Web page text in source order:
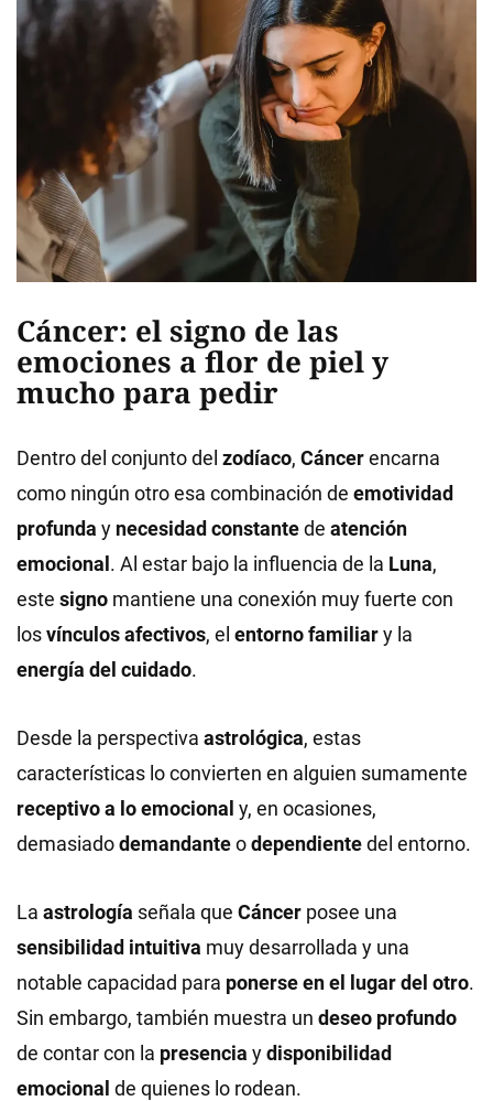
Cáncer: el signo de las
emociones a flor de piel y
mucho para pedir
Dentro del conjunto del zodíaco, Cáncerencarna
como ningún otro esa combinación de emotividad
profunda y necesidad constantede atención
emocional. Al estar bajo la influencia de la Luna,
este signo mantiene una conexión muy fuerte con
losvínculos afectivos, el entorno familiary la
energía del cuidado.
Desde la perspectiva astrológica, estas
características lo convierten en alguien sumamente
receptivo a lo emocional y, en ocasiones,
demasiadodemandanteodependientedel entorno.
La astrología señala que Cáncer posee una
sensibilidad intuitiva muy desarrollada y una
notable capacidad para ponerse en el lugar del otro.
Sin embargo, también muestra un deseo profundo
de contar con la presencia ydisponibilidad
emocional de quienes lo rodean.